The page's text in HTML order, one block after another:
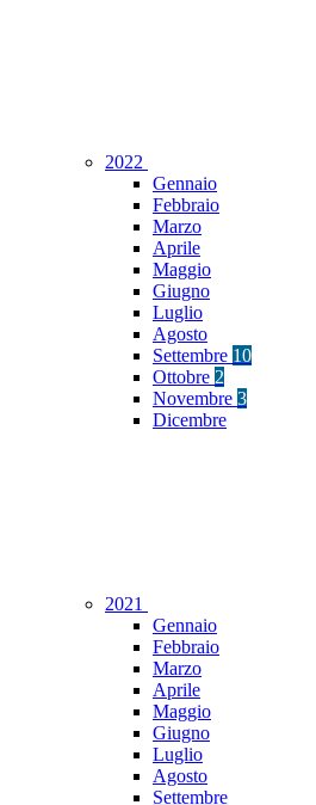
2022
Gennaio
Febbraio
Marzo
Aprile
Maggio
Giugno
Luglio
Agosto
Settembre 10
Ottobre 2
Novembre 3
Dicembre
2021
Gennaio
Febbraio
Marzo
Aprile
Maggio
Giugno
Luglio
Agosto
Settembre